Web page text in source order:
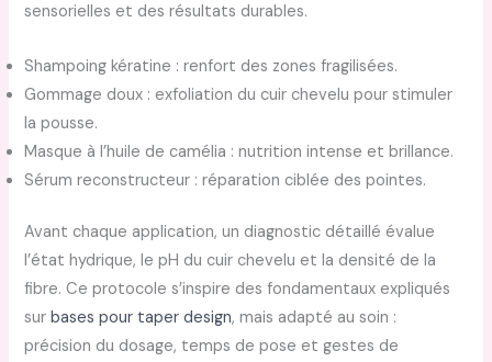
sensorielles et des résultats durables.
Shampoing kératine : renfort des zones fragilisées.
Gommage doux : exfoliation du cuir chevelu pour stimuler
la pousse.
Masque à l’huile de camélia : nutrition intense et brillance.
Sérum reconstructeur : réparation ciblée des pointes.
Avant chaque application, un diagnostic détaillé évalue
l’état hydrique, le pH du cuir chevelu et la densité de la
fibre. Ce protocole s’inspire des fondamentaux expliqués
surbases pour taper design, mais adapté au soin :
précision du dosage, temps de pose et gestes de